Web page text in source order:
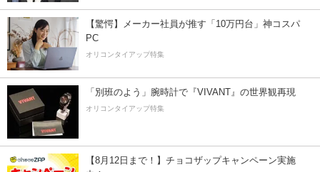
【驚愕】メーカー社員が推す「10万円台」神コスパ
PC
オリコンタイアップ特集
「別班のよう」腕時計で『VIVANT』の世界観再現
オリコンタイアップ特集
【8月12日まで！】チョコザップキャンペーン実施